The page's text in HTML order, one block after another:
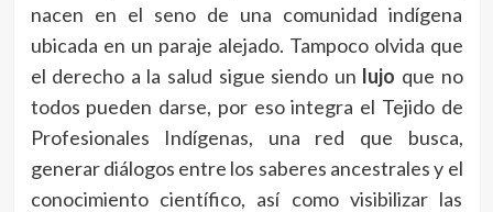
nacen en el seno de una comunidad indígena
ubicada en un paraje alejado. Tampoco olvida que
el derecho a la salud sigue siendo un lujo que no
todos pueden darse, por eso integra el Tejido de
Profesionales Indígenas, una red que busca,
generar diálogos entre los saberes ancestrales y el
conocimiento científico, así como visibilizar las